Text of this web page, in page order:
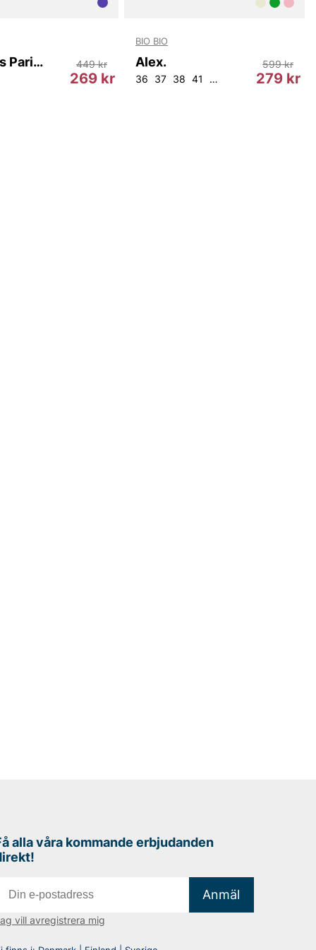
Women's Paris Relaxed Tank Top
269 kr
449 kr
BIO BIO
Alex.
36 37 38 41 42 279 kr
599 kr
alla våra kommande erbjudanden
Anmäl
vill avregistrera mig